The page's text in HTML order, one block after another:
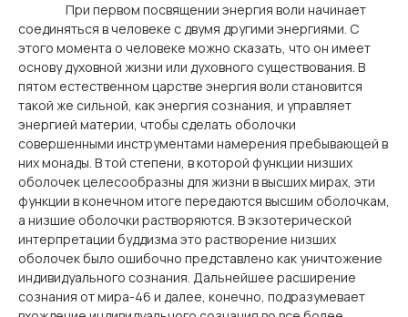
При первом посвящении энергия воли начинает
соединяться в человеке с двумя другими энергиями. С
этого момента о человеке можно сказать, что он имеет
основу духовной жизни или духовного существования. В
пятом естественном царстве энергия воли становится
такой же сильной, как энергия сознания, и управляет
энергией материи, чтобы сделать оболочки
совершенными инструментами намерения пребывающей в
них монады. В той степени, в которой функции низших
оболочек целесообразны для жизни в высших мирах, эти
функции в конечном итоге передаются высшим оболочкам,
а низшие оболочки растворяются. В экзотерической
интерпретации буддизма это растворение низших
оболочек было ошибочно представлено как уничтожение
индивидуального сознания. Дальнейшее расширение
сознания от мира-46 и далее, конечно, подразумевает